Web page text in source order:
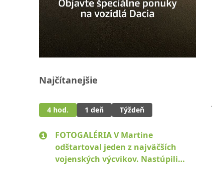
Najčítanejšie
4 hod. 1 deň Týždeň
FOTOGALÉRIA V Martine
odštartoval jeden z najväčších
vojenských výcvikov. Nastúpili